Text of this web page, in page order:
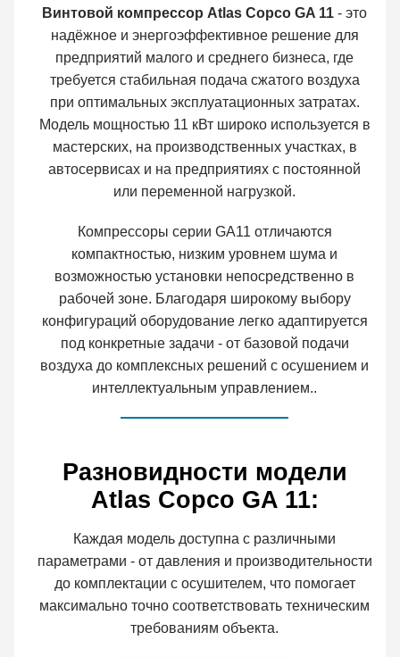
Винтовой компрессор Atlas Copco GA 11 - это
надёжное и энергоэффективное решение для
предприятий малого и среднего бизнеса, где
требуется стабильная подача сжатого воздуха
при оптимальных эксплуатационных затратах.
Модель мощностью 11 кВт широко используется в
мастерских, на производственных участках, в
автосервисах и на предприятиях с постоянной
или переменной нагрузкой.
Компрессоры серии GA11 отличаются
компактностью, низким уровнем шума и
возможностью установки непосредственно в
рабочей зоне. Благодаря широкому выбору
конфигураций оборудование легко адаптируется
под конкретные задачи - от базовой подачи
воздуха до комплексных решений с осушением и
интеллектуальным управлением..
Разновидности модели
Atlas Copco GA 11:
Каждая модель доступна с различными
параметрами - от давления и производительности
до комплектации с осушителем, что помогает
максимально точно соответствовать техническим
требованиям объекта.